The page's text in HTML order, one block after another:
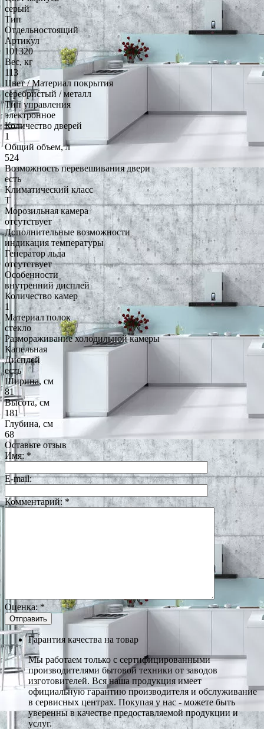
серый
Тип
Отдельностоящий
Артикул
101320
Вес, кг
113
Цвет / Материал покрытия
серебристый / металл
Тип управления
электронное
Количество дверей
1
Общий объем, л
524
Возможность перевешивания двери
есть
Климатический класс
T
Морозильная камера
отсутствует
Дополнительные возможности
индикация температуры
Генератор льда
отсутствует
Особенности
внутренний дисплей
Количество камер
1
Материал полок
стекло
Размораживание холодильной камеры
Капельная
Дисплей
есть
Ширина, см
81
Высота, см
181
Глубина, см
68
Оставьте отзыв
Имя:*
E-mail:
Комментарий:*
Оценка:*
Гарантия качества на товар
Мы работаем только с сертифицированными
производителями бытовой техники от заводов
изготовителей. Вся наша продукция имеет
официальную гарантию производителя и обслуживание
в сервисных центрах. Покупая у нас - можете быть
уверенны в качестве предоставляемой продукции и
услуг.